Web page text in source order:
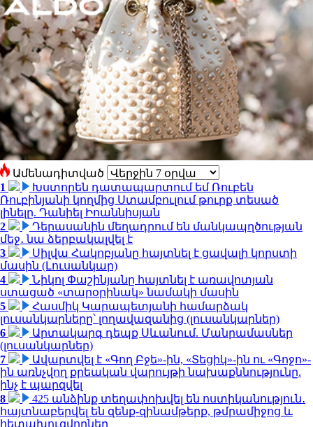
Ամենադիտված
1
Խստորեն դատապարտում եմ Ռուբեն
Ռուբինյանի կողմից Ստամբուլում թուրք տեսած
լինելը. Դանիել Իոաննիսյան
2
Դերասանին մեղադրում են մանկապղծության
մեջ․ նա ձերբակալվել է
3
Սիլվա Հակոբյանը հայտնել է ցավալի կորստի
մասին (Լուսանկար)
4
Նիկոլ Փաշինյանը հայտնել է առավոտյան
ստացած «տարօրինակ» նամակի մասին
5
Հասմիկ Կարապետյանի համարձակ
լուսանկարները՝ լողավազանից (լուսանկարներ)
6
Արտակարգ դեպք Սևանում. Մանրամասներ
(լուսանկարներ)
7
Ավարտվել է «Գող Բջե»-ին, «Տեցիկ»-ին ու «Գոջո»-
ին առնչվող քրեական վարույթի նախաքննությունը.
ինչ է պարզվել
8
425 անձինք տեղափոխվել են ոստիկանություն․
հայտնաբերվել են զենք-զինամթերք, թմրամիջոց և
հետախուզվողներ